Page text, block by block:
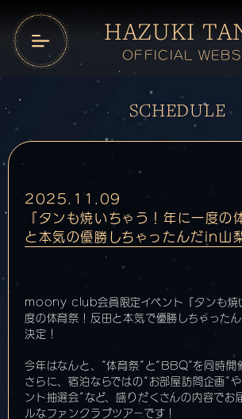
HAZUKI
OFFICIAL
SCHEDULE
2025.11.09
『タンも焼いちゃう！年に一度の
と本気の優勝しちゃったんだin山
moony club会員限定イベント『タンも焼
度の体育祭！反田と本気で優勝しちゃった
決定！
今年はなんと、“体育祭”と“BBQ”を同時開
さらに、宿泊ならではの“お部屋訪問企画”
ント抽選会”など、盛りだくさんの内容でお
ルなファンクラブツアーです！